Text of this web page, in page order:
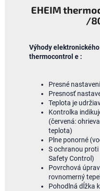
EHEIM
/
Výhodyelektronického
thermocontrol e :
Presné
Presnosť
Teplota je
Kontrolka
(červená:
teplota)
Plne ponorné (
S ochranou proti
SafetyControl)
Povrchová
rovnomerný
Pohodlná dĺžka